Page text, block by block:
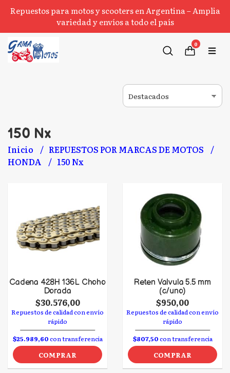
Repuestos para motos y scooters en Argentina – Amplia
variedad y envíos a todo el país
0
150 Nx
Inicio
REPUESTOS POR MARCAS DE MOTOS
HONDA
150 Nx
Cadena 428H 136L Choho
Dorada
$30.576,00
Repuestos de calidad con envío
rápido
$25.989,60con transferencia
COMPRAR
Reten Valvula 5.5 mm
(c/uno)
$950,00
Repuestos de calidad con envío
rápido
$807,50con transferencia
COMPRAR